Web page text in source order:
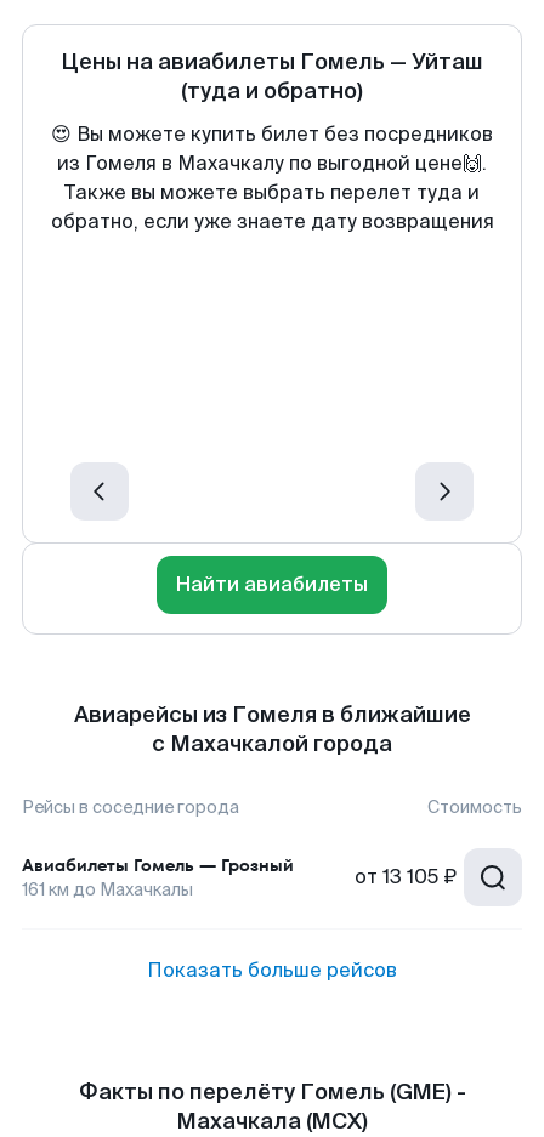
Цены на авиабилеты Гомель — Уйташ
(туда и обратно)
😍 Вы можете купить билет без посредников
из Гомеля в Махачкалу по выгодной цене🙌.
Также вы можете выбрать перелет туда и
обратно, если уже знаете дату возвращения
Найти авиабилеты
Авиарейсы из Гомеля в ближайшие
с Махачкалой города
Рейсы в соседние города Стоимость
Авиабилеты Гомель — Грозный
161 км до Махачкалы от 13 105 ₽
Показать больше рейсов
Факты по перелёту Гомель (GME) -
Махачкала (MCX)